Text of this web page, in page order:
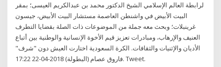
لرابطة العالم الإسلامي الشيخ الدكتور محمد بن عبدالكريم العيسى؛ بمقر
البيت الأبيض في واشنطن العاصمة مستشار البيت الأبيض، جيسون
غرينبلات؛ وبحث معه جملة من الموضوعات ذات الصلة بقضايا التطرف
العنيف والإرهاب، ومبادرات تعزيز قيم الأخوة الإنسانية والوطنية بين أتباع
الأديان والإثنيات والثقافات. الكرة السعودية اختارت العيش دون "شرف"
فاروق عصام (البطولة) 2018-04-22 17:22. Tweet.